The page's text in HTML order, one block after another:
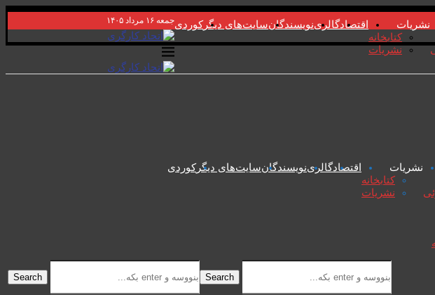
نشریات
کتابخانە
نشریات
اقتصادگالرینویسندگانسایت‌های دیگرکوردیجمعه ۱۶ مرداد ۱۴۰۵
نشریات
کتابخانە
نشریات
اقتصادگالرینویسندگانسایت‌های دیگرکوردی
Search Search